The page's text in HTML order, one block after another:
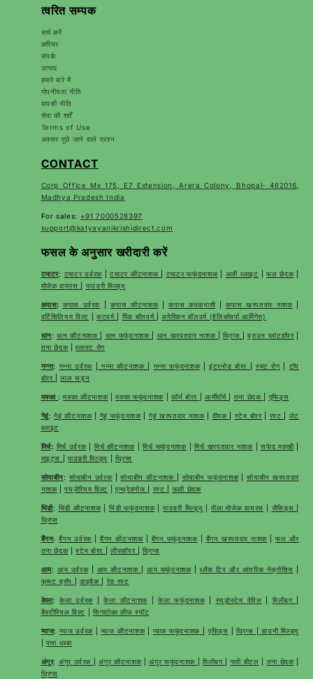
त्वरित सम्पक
सर्च करें
करियर
संपर्क
उत्पाद
हमारे बारे में
गोपनीयता नीति
वापसी नीति
सेवा की शर्तें
Terms of Use
अक्सर पूछे जाने वाले प्रश्न
CONTACT
Corp Office Mx 175, E7 Extension, Arera Colony, Bhopal- 462016,
Madhya Pradesh India
For sales: +91 7000528397
support@katyayanikrishidirect.com
फसल के अनुसार खरीदारी करें
टमाटर: टमाटर उर्वरक|टमाटर कीटनाशक टमाटर फफूंदनाशक| अर्ली ब्लाइट |फल छेदक|
मोजेक वायरस
पाउडरी मिल्ड्यू
कपास: कपास उर्वरक |कपास कीटनाशक|कपास कवकनाशी|कपास खरपतवार नाशक|
वर्टिसिलियम विल्ट |कटवर्म पिंक बॉलवर्म |अमेरिकन बॉलवर्म (हेलिकोवर्पा आर्मिगेरा)
धान:धान कीटनाशक धान फफूंदनाशक धान खरपतवार नाशक |थ्रिप्स |ब्राउन प्लांटहॉपर|
तना छेदक|ब्लास्ट रोग
गन्ना: गन्ना उर्वरक गन्ना कीटनाशक गन्ना फफूंदनाशक|इंटरनोड बोरर स्मट रोग| टॉप
बोरर
|लाल सड़न
मक्का :मक्का कीटनाशक|मक्का फफूंदनाशक |कॉर्न बोरर आर्मीवॉर्म तना छेदक एफिड्स
गेहूं:गेहूं कीटनाशक| गेहूं फफूंदनाशक| गेहूं खरपतवार नाशक| दीमक स्टेम बोरर| रस्ट
लेट
ब्लाइट
मिर्च: मिर्च उर्वरक|मिर्च कीटनाशक|मिर्च फफूंदनाशक|मिर्च खरपतवार नाशक|सफेद मक्खी|
माइट्स
|पाउडरी मिल्ड्यू |थ्रिप्स
सोयाबीन: सोयाबीन उर्वरक|सोयाबीन कीटनाशक सोयाबीन फफूंदनाशक|सोयाबीन खरपतवार
नाशक|फ्यूजेरियम विल्ट |एन्थ्रेक्नोज रस्ट फली छेदक
भिंडी: भिंडी कीटनाशक| भिंडी फफूंदनाशक| पाउडरी मिल्ड्यू पीला मोजेक वायरस जैसिड्स
थ्रिप्स
बैंगन:बैंगन उर्वरक |बैंगन कीटनाशक| बैंगन फफूंदनाशक| बैंगन खरपतवार नाशक |फल और
तना छेदक|स्टेम बोरर |लीफहॉपर |थ्रिप्स
आम: आम उर्वरक| आम कीटनाशक आम फफूंदनाशक| ब्लैक टिप और आंतरिक नेक्रोसिस
फ्रूट ड्रॉप
|डाइबैक रेड रस्ट
केला:केला उर्वरक |केला कीटनाशक|केला फफूंदनाशक| स्यूडोस्टेम वेविल मिलीबग
बैक्टीरियल विल्ट |सिगाटोका लीफ स्पॉट
प्याज:प्याज उर्वरक| प्याज कीटनाशक|प्याज फफूंदनाशक एफिड्स |थ्रिप्स
डाउनी मिल्ड्यू
पत्ता धब्बा
अंगूर: अंगूर उर्वरक |अंगूर कीटनाशक|अंगूर फफूंदनाशक मिलीबग फ्ली बीटल तना छेदक|
थ्रिप्स